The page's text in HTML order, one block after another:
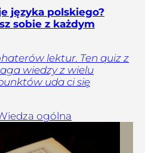
języka polskiego?
sobie z każdym
lektur. Ten quiz z
wiedzy z wielu
uda ci się
ogólna